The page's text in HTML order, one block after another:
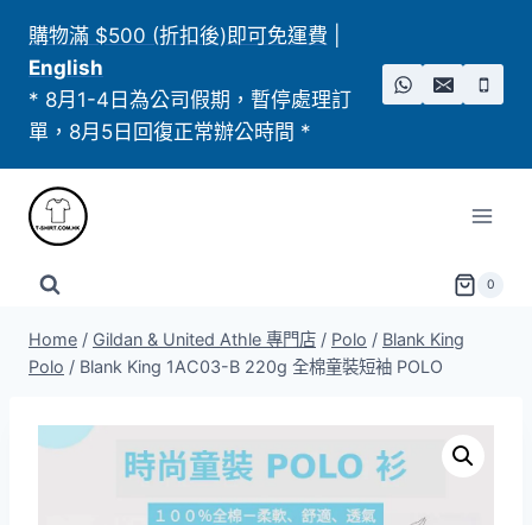
content
購物滿 $500 (折扣後)即可免運費
English
* 8月1-4日為公司假期，暫停處理訂
單，8月5日回復正常辦公時間 *
0
Home / Gildan & United Athle 專門店 / Polo / Blank King
Polo / Blank King 1AC03-B 220g 全棉童裝短袖 POLO